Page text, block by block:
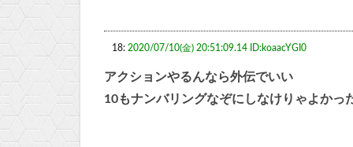
18: 2020/07/10(金) 20:51:09.14 ID:koaacYGI0
アクションやるんなら外伝でいい
10もナンバリングなぞにしなけりゃよかっ